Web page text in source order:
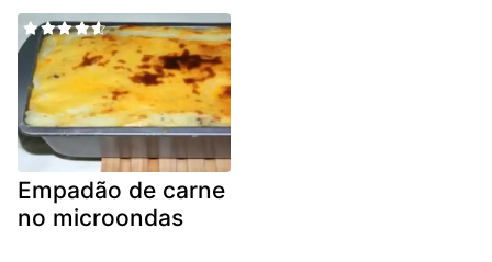
Empadão de carne
no microondas